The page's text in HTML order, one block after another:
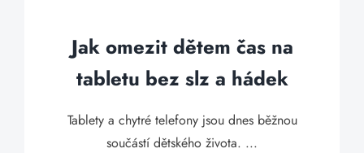
Jak omezit dětem čas na
tabletu bez slz a hádek
Tablety a chytré telefony jsou dnes běžnou
součástí dětského života. ...